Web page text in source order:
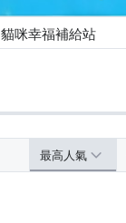
貓咪幸福補給站
最高人氣